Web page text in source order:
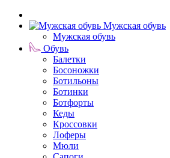
Мужская обувь
Мужская обувь
Обувь
Балетки
Босоножки
Ботильоны
Ботинки
Ботфорты
Кеды
Кроссовки
Лоферы
Мюли